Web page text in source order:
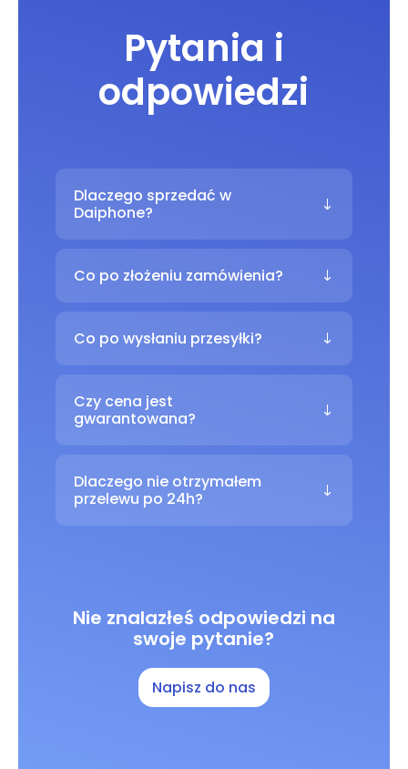
Pytania i
odpowiedzi
Dlaczego sprzedać w
Daiphone?
Co po złożeniu zamówienia?
Co po wysłaniu przesyłki?
Czy cena jest
gwarantowana?
Dlaczego nie otrzymałem
przelewu po 24h?
Nie znalazłeś odpowiedzi na
swoje pytanie?
Napisz do nas